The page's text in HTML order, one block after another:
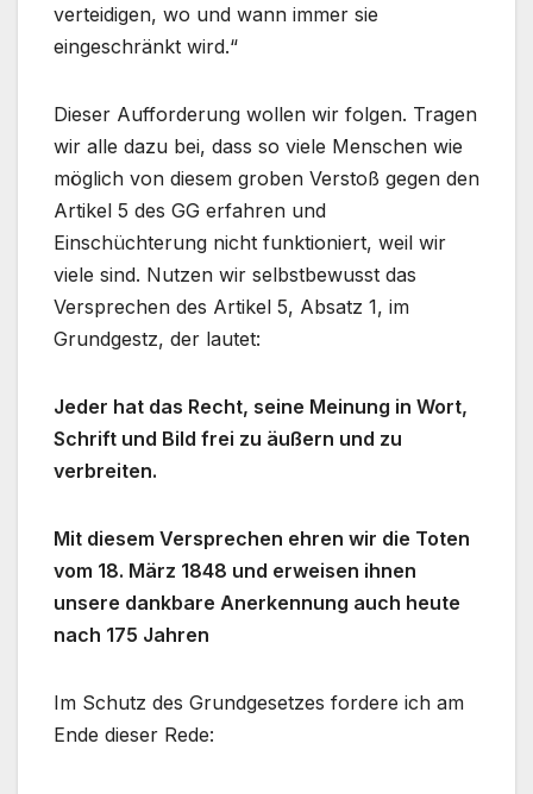
verteidigen, wo und wann immer sie
eingeschränkt wird.“
Dieser Aufforderung wollen wir folgen. Tragen
wir alle dazu bei, dass so viele Menschen wie
möglich von diesem groben Verstoß gegen den
Artikel 5 des GG erfahren und
Einschüchterung nicht funktioniert, weil wir
viele sind. Nutzen wir selbstbewusst das
Versprechen des Artikel 5, Absatz 1, im
Grundgestz, der lautet:
Jeder hat das Recht, seine Meinung in Wort,
Schrift und Bild frei zu äußern und zu
verbreiten.
Mit diesem Versprechen ehren wir die Toten
vom 18. März 1848 und erweisen ihnen
unsere dankbare Anerkennung auch heute
nach 175 Jahren
Im Schutz des Grundgesetzes fordere ich am
Ende dieser Rede: